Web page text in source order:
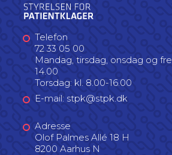
Telefon
72 33 05 00
Mandag, tirsdag, onsdag og
14.00
Torsdag: kl. 8.00-16.00
E-mail: stpk@stpk.dk
Adresse
Olof Palmes Allé 18 H
8200 Aarhus N